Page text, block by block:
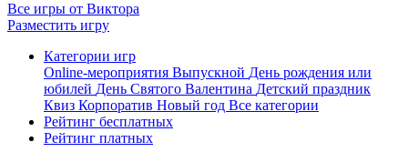
Все игры от Виктора
Разместить игру
Категории игр
Online-мероприятия Выпускной День рождения или
юбилей День Святого Валентина Детский праздник
Квиз Корпоратив Новый год Все категории
Рейтинг бесплатных
Рейтинг платных